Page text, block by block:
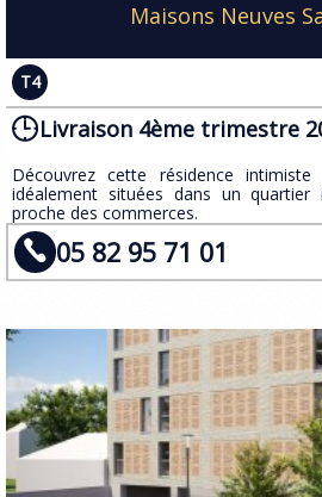
Maisons Neuves
T4
Livraison 4ème trimestre
​Découvrez cette résidence
idéalement situées dans un quartier
proche des commerces.
05 82 95 71 01